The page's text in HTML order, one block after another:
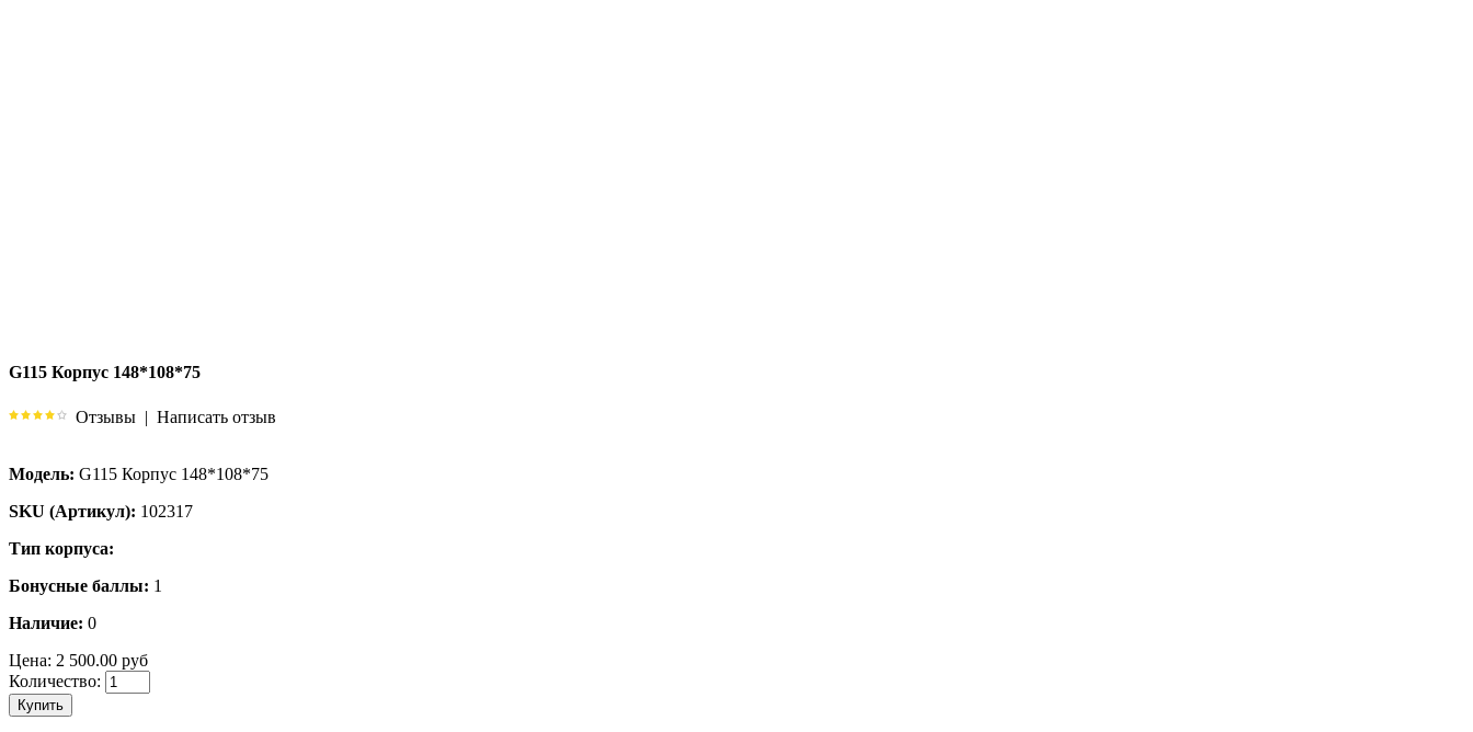
G115 Корпус 148*108*75
Отзывы | Написать отзыв
Модель: G115 Корпус 148*108*75
SKU (Артикул): 102317
Тип корпуса:
Бонусные баллы: 1
Наличие: 0
Цена: 2 500.00 руб
Количество:
Купить